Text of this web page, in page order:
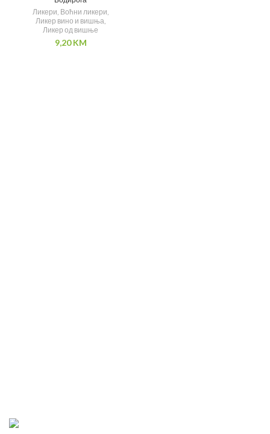
Ликери, Воћни ликери,
Ликер вино и вишња,
Ликер од вишње
9,20KM